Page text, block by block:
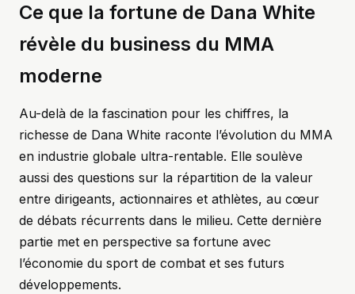
Ce que la fortune de Dana White
révèle du business du MMA
moderne
Au-delà de la fascination pour les chiffres, la
richesse de Dana White raconte l’évolution du MMA
en industrie globale ultra-rentable. Elle soulève
aussi des questions sur la répartition de la valeur
entre dirigeants, actionnaires et athlètes, au cœur
de débats récurrents dans le milieu. Cette dernière
partie met en perspective sa fortune avec
l’économie du sport de combat et ses futurs
développements.